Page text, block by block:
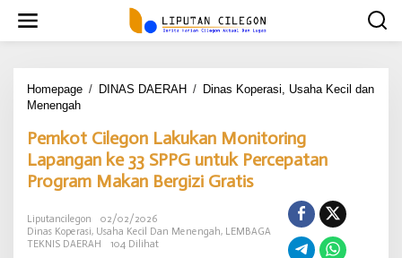
w
Homepage / DINAS DAERAH / Dinas Koperasi, Usaha Kecil dan
Menengah
m
k
o
t
i
l
e
Pemkot Cilegon Lakukan Monitoring
Lapangan ke 33 SPPG untuk Percepatan
Program Makan Bergizi Gratis
Liputancilegon
02/02/2026
Dinas Koperasi, Usaha Kecil Dan Menengah, LEMBAGA
TEKNIS DAERAH
104 Dilihat